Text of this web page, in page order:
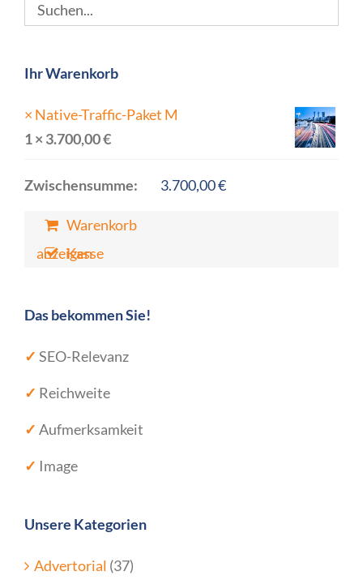
Ihr Warenkorb
× Native-Traffic-Paket M
1 × 3.700,00€
Zwischensumme: 3.700,00€
Warenkorb
anzeigen
Kasse
Das bekommen Sie!
✓ SEO-Relevanz
✓ Reichweite
✓ Aufmerksamkeit
✓ Image
Unsere Kategorien
Advertorial (37)